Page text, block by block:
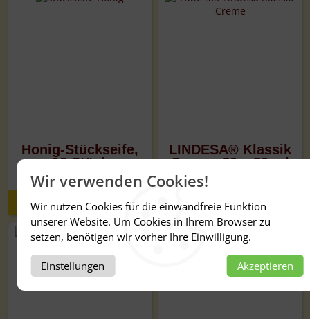
Wir verwenden Cookies!
Wir nutzen Cookies für die einwandfreie Funktion
unserer Website. Um Cookies in Ihrem Browser zu
setzen, benötigen wir vorher Ihre Einwilligung.
Einstellungen Akzeptieren
Honig-Stückseife,
10 Stück
Details
LINDESA® Klassik
Creme, 50 x 50 ml
Details